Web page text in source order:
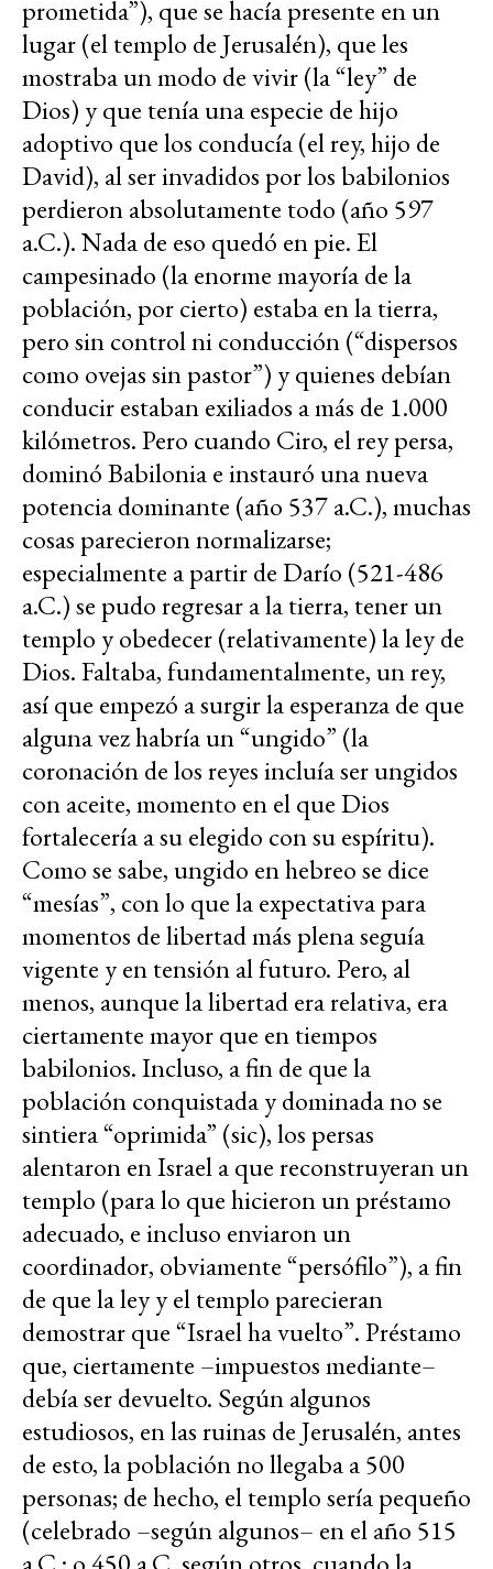
prometida”), que se hacía presente en un
lugar (el templo de Jerusalén), que les
mostraba un modo de vivir (la “ley” de
Dios) y que tenía una especie de hijo
adoptivo que los conducía (el rey, hijo de
David), al ser invadidos por los babilonios
perdieron absolutamente todo (año 597
a.C.). Nada de eso quedó en pie. El
campesinado (la enorme mayoría de la
población, por cierto) estaba en la tierra,
pero sin control ni conducción (“dispersos
como ovejas sin pastor”) y quienes debían
conducir estaban exiliados a más de 1.000
kilómetros. Pero cuando Ciro, el rey persa,
dominó Babilonia e instauró una nueva
potencia dominante (año 537 a.C.), muchas
cosas parecieron normalizarse;
especialmente a partir de Darío (521-486
a.C.) se pudo regresar a la tierra, tener un
templo y obedecer (relativamente) la ley de
Dios. Faltaba, fundamentalmente, un rey,
así que empezó a surgir la esperanza de que
alguna vez habría un “ungido” (la
coronación de los reyes incluía ser ungidos
con aceite, momento en el que Dios
fortalecería a su elegido con su espíritu).
Como se sabe, ungido en hebreo se dice
“mesías”, con lo que la expectativa para
momentos de libertad más plena seguía
vigente y en tensión al futuro. Pero, al
menos, aunque la libertad era relativa, era
ciertamente mayor que en tiempos
babilonios. Incluso, a fin de que la
población conquistada y dominada no se
sintiera “oprimida” (sic), los persas
alentaron en Israel a que reconstruyeran un
templo (para lo que hicieron un préstamo
adecuado, e incluso enviaron un
coordinador, obviamente “persófilo”), a fin
de que la ley y el templo parecieran
demostrar que “Israel ha vuelto”. Préstamo
que, ciertamente –impuestos mediante–
debía ser devuelto. Según algunos
estudiosos, en las ruinas de Jerusalén, antes
de esto, la población no llegaba a 500
personas; de hecho, el templo sería pequeño
(celebrado –según algunos– en el año 515